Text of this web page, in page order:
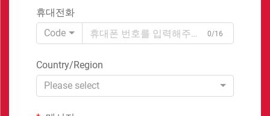
휴대전화
Code
0/16
Country/Region
Please select